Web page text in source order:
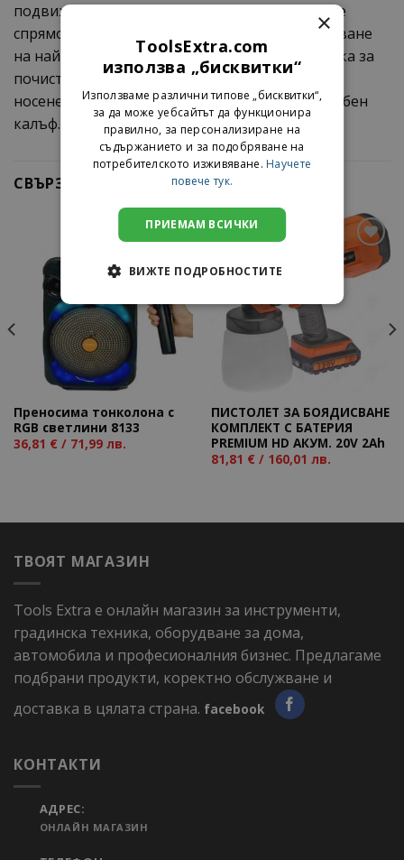
подвижна тапа. Има възможност за нагласяне
спрямо очите и въртящо се копче за настройване
на най-добрия фокус. В комплект има кърпичка за
почистване на лещите и удобна презрамка за
носене на врата. Всички това е побрано в удобен
калъф.Размери: 190х185х65мм.Тегло: 0.680кг.
СВЪРЗАНИ ПРОДУКТИ
wishlist
Преносима тонколона с
RGB светлини 8133
36,81 € / 71,99 лв.
ПИСТОЛЕТ ЗА БОЯДИСВАНЕ
КОМПЛЕКТ С БАТЕРИЯ
PREMIUM HD АКУМ. 20V 2Ah
81,81 € / 160,01 лв.
ТВОЯТ МАГАЗИН
Tools Extra е онлайн магазин за инструменти,
градинска техника, оборудване за дома,
автомобила и професионалния бизнес. Предлагаме
подбрани продукти, коректно обслужване и
доставка в цялата страна. facebook
КОНТАКТИ
АДРЕС:
ОНЛАЙН МАГАЗИН
×
ToolsExtra.com
използва „бисквитки“
Използваме различни типове „бисквитки“,
за да може уебсайтът да функционира
правилно, за персонализиране на
съдържанието и за подобряване на
потребителското изживяване. Научете
повече тук.
ПРИЕМАМ ВСИЧКИ
ВИЖТЕ ПОДРОБНОСТИТЕ